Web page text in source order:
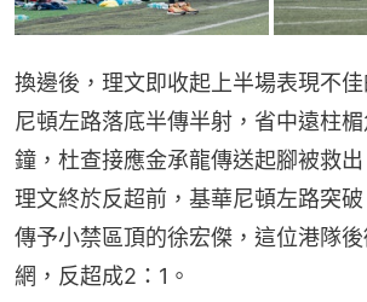
換邊後，理文即收起上半場表現不
尼頓左路落底半傳半射，省中遠柱
鐘，杜查接應金承龍傳送起腳被救出
理文終於反超前，基華尼頓左路突
傳予小禁區頂的徐宏傑，這位港隊
網，反超成2：1。